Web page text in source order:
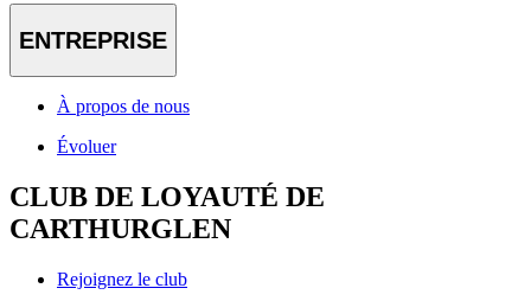
ENTREPRISE
À propos de nous
Évoluer
CLUB DE LOYAUTÉ DE
CARTHURGLEN
Rejoignez le club